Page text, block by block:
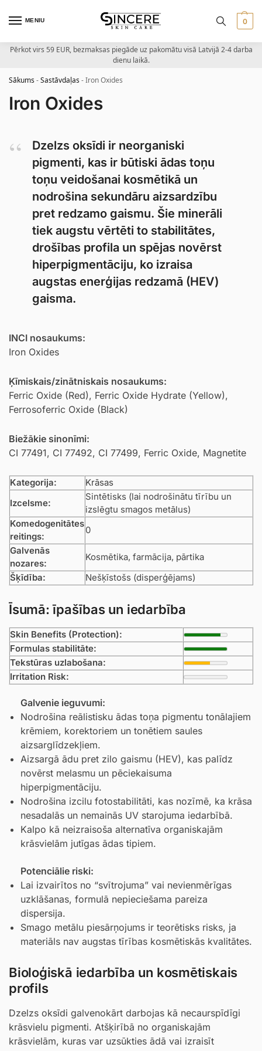
MENIU 0
Pērkot virs 59 EUR, bezmaksas piegāde uz pakomātu visā Latvijā 2-4 darba
dienu laikā.
Sākums-Sastāvdaļas-Iron Oxides
Iron Oxides
Dzelzs oksīdi ir neorganiski
pigmenti, kas ir būtiski ādas toņu
toņu veidošanai kosmētikā un
nodrošina sekundāru aizsardzību
pret redzamo gaismu. Šie minerāli
tiek augstu vērtēti to stabilitātes,
drošības profila un spējas novērst
hiperpigmentāciju, ko izraisa
augstas enerģijas redzamā (HEV)
gaisma.
INCI nosaukums:
Iron Oxides
Ķīmiskais/zinātniskais nosaukums:
Ferric Oxide (Red), Ferric Oxide Hydrate (Yellow),
Ferrosoferric Oxide (Black)
Biežākie sinonīmi:
CI 77491, CI 77492, CI 77499, Ferric Oxide, Magnetite
Kategorija:
Krāsas
Izcelsme:
Sintētisks (lai nodrošinātu tīrību un
izslēgtu smagos metālus)
Komedogenitātes
reitings:
0
Galvenās
nozares:
Kosmētika, farmācija, pārtika
Šķīdība:
Nešķīstošs (disperģējams)
Īsumā: īpašības un iedarbība
Skin Benefits (Protection):
Formulas stabilitāte:
Tekstūras uzlabošana:
Irritation Risk:
Galvenie ieguvumi:
Nodrošina reālistisku ādas toņa pigmentu tonālajiem
krēmiem, korektoriem un tonētiem saules
aizsarglīdzekļiem.
Aizsargā ādu pret zilo gaismu (HEV), kas palīdz
novērst melasmu un pēciekaisuma
hiperpigmentāciju.
Nodrošina izcilu fotostabilitāti, kas nozīmē, ka krāsa
nesadalās un nemainās UV starojuma iedarbībā.
Kalpo kā neizraisoša alternatīva organiskajām
krāsvielām jutīgas ādas tipiem.
Potenciālie riski:
Lai izvairītos no “svītrojuma” vai nevienmērīgas
uzklāšanas, formulā nepieciešama pareiza
dispersija.
Smago metālu piesārņojums ir teorētisks risks, ja
materiāls nav augstas tīrības kosmētiskās kvalitātes.
Bioloģiskā iedarbība un kosmētiskais
profils
Dzelzs oksīdi galvenokārt darbojas kā necaurspīdīgi
krāsvielu pigmenti. Atšķirībā no organiskajām
krāsvielām, kuras var uzsūkties ādā vai izraisīt